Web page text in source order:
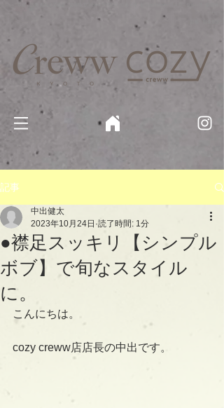
京都・四条 烏丸の美容室・美容院【Creww KYOTO (クルー)】【cozy creww(コージークルー)】 京都市 ヘ
記事
●襟足スッキリ【シンプル
ボブ】で旬なスタイル
に。
中出健太
2023年10月24日 読了時間: 1分
こんにちは。
cozy creww店店長の中出です。